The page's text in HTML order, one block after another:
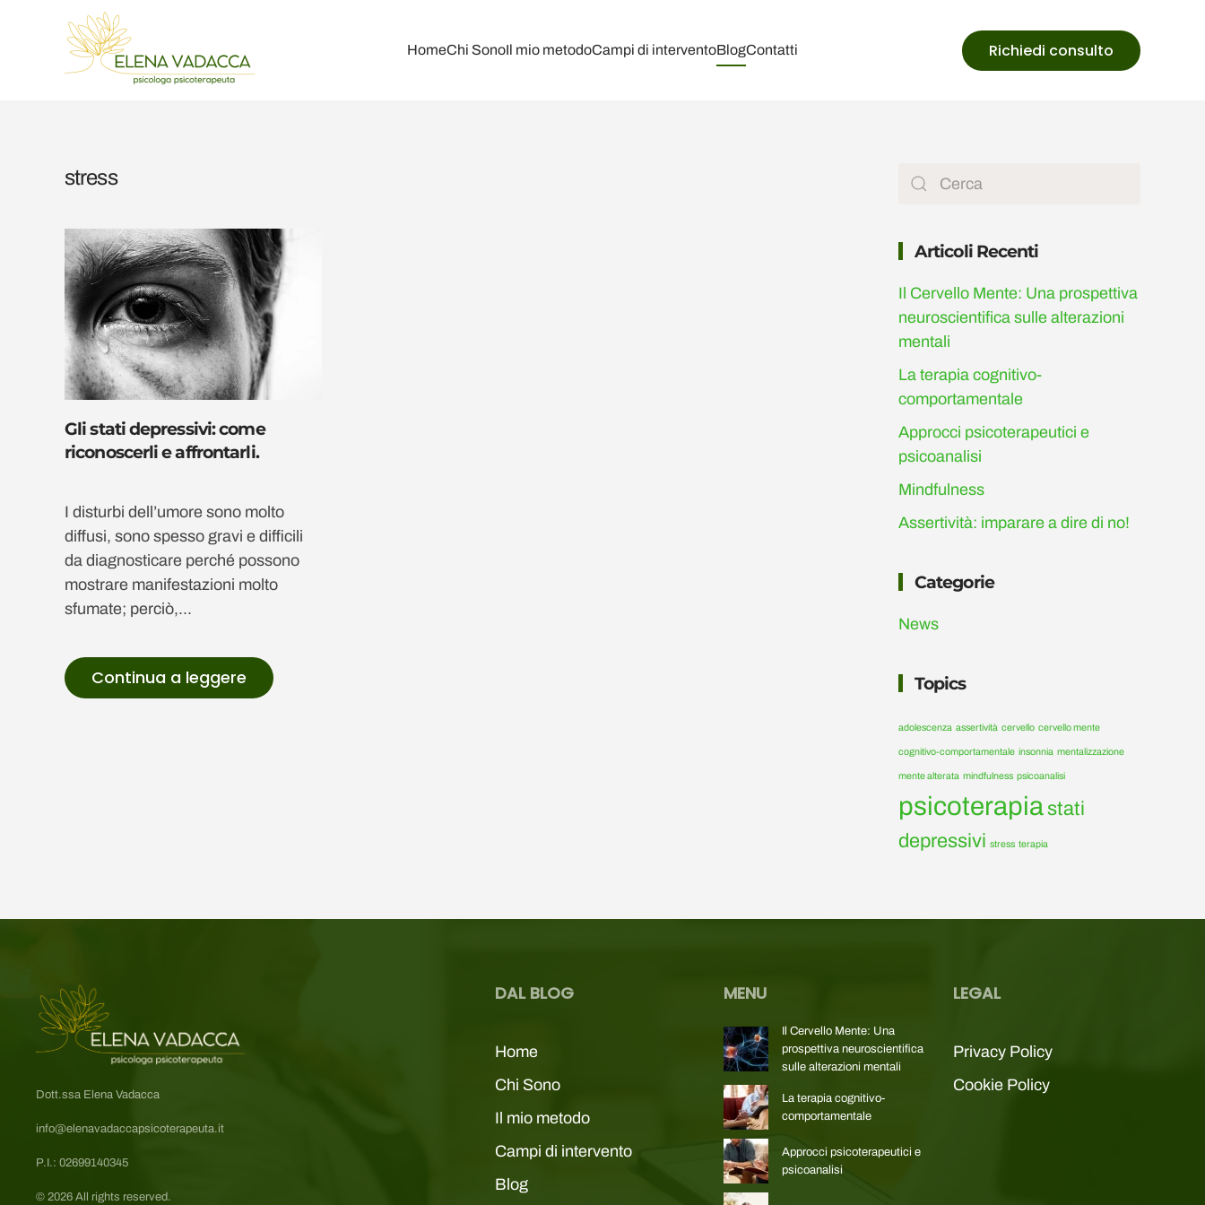
Skip to main content HomeChi SonoIl mio metodoCampi di interventoBlogContatti Richiedi consulto
stress
Gli stati depressivi: come
riconoscerli e affrontarli.
I disturbi dell’umore sono molto
diffusi, sono spesso gravi e difficili
da diagnosticare perché possono
mostrare manifestazioni molto
sfumate; perciò,...
Continua a leggere
Articoli Recenti
Il Cervello Mente: Una prospettiva
neuroscientifica sulle alterazioni
mentali
La terapia cognitivo-
comportamentale
Approcci psicoterapeutici e
psicoanalisi
Mindfulness
Assertività: imparare a dire di no!
Categorie
News
Topics
adolescenza assertività cervello cervello mente
cognitivo-comportamentale insonnia mentalizzazione
mente alterata mindfulness psicoanalisi
psicoterapiastati
depressivi stress terapia
Dott.ssa Elena Vadacca
info@elenavadaccapsicoterapeuta.it
P.I.: 02699140345
© 2026 All rights reserved.
DAL BLOG
Home
Chi Sono
Il mio metodo
Campi di intervento
Blog
MENU
Il Cervello Mente: Una
prospettiva neuroscientifica
sulle alterazioni mentali
La terapia cognitivo-
comportamentale
Approcci psicoterapeutici e
psicoanalisi
LEGAL
Privacy Policy
Cookie Policy